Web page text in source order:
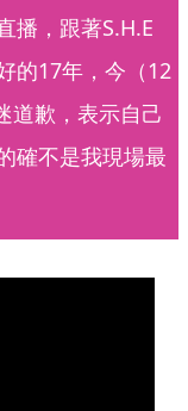
播，跟著S.H.E
的17年，今（12
道歉，表示自己
確不是我現場最